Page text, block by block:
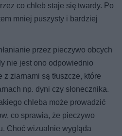
co chleb staje się twardy. Po
mniej puszysty i bardziej
przez pieczywo obcych
nie jest ono odpowiednio
ziarnami są tłuszcze, które
np. dyni czy słonecznika.
chleba może prowadzić
co sprawia, że pieczywo
Choć wizualnie wygląda